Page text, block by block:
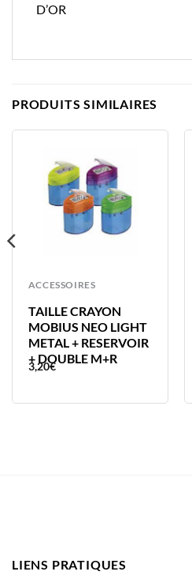
D’OR
PRODUITS SIMILAIRES
ACCESSOIRES
TAILLE CRAYON
MOBIUS NEO LIGHT
METAL + RESERVOIR
+ DOUBLE M+R
3,20€
LIENS PRATIQUES